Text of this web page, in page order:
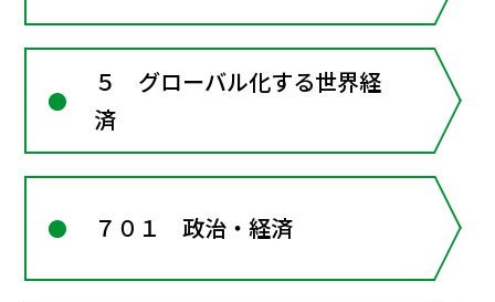
５ グローバル化する世界経
済
７０１ 政治・経済